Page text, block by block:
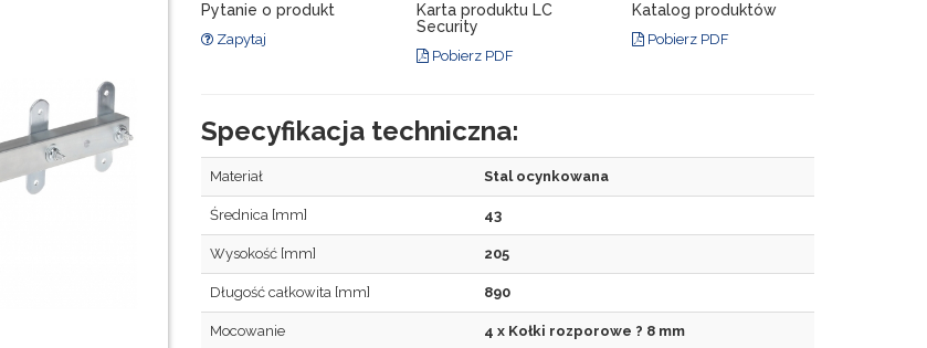
Pytanie o produkt
Zapytaj
Karta produktu LC
Security
Pobierz PDF
Katalog produktów
Pobierz PDF
Specyfikacja techniczna:
Materiał Stal ocynkowana
Średnica [mm] 43
Wysokość [mm] 205
Długość całkowita [mm] 890
Mocowanie 4 x Kołki rozporowe ? 8 mm